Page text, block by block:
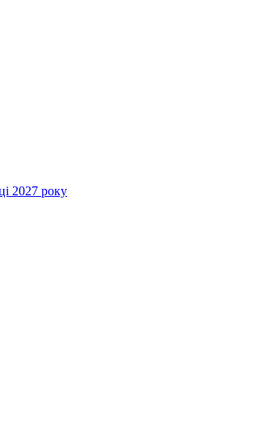
2027 року